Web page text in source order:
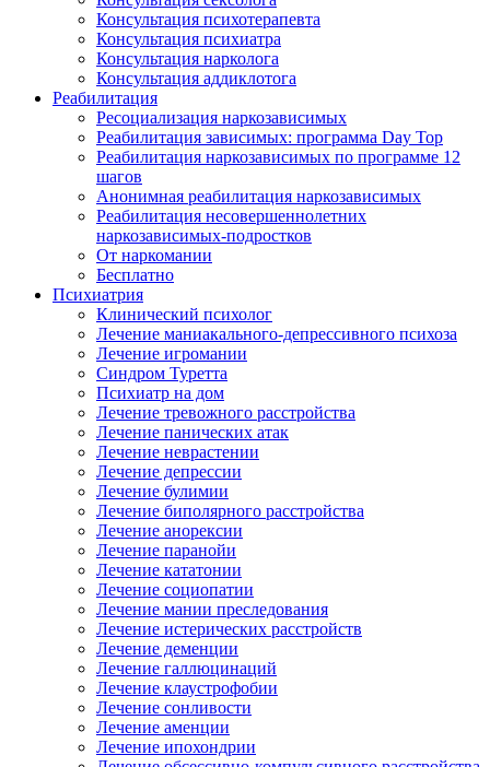
Консультация психотерапевта
Консультация психиатра
Консультация нарколога
Консультация аддиклотога
Реабилитация
Ресоциализация наркозависимых
Реабилитация зависимых: программа Day Top
Реабилитация наркозависимых по программе 12
шагов
Анонимная реабилитация наркозависимых
Реабилитация несовершеннолетних
наркозависимых-подростков
От наркомании
Бесплатно
Психиатрия
Клинический психолог
Лечение маниакального-депрессивного психоза
Лечение игромании
Синдром Туретта
Психиатр на дом
Лечение тревожного расстройства
Лечение панических атак
Лечение неврастении
Лечение депрессии
Лечение булимии
Лечение биполярного расстройства
Лечение анорексии
Лечение паранойи
Лечение кататонии
Лечение социопатии
Лечение мании преследования
Лечение истерических расстройств
Лечение деменции
Лечение галлюцинаций
Лечение клаустрофобии
Лечение сонливости
Лечение аменции
Лечение ипохондрии